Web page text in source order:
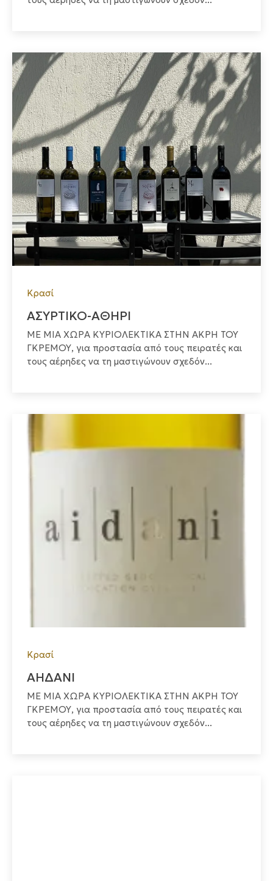
Κρασί
ΑΣΥΡΤΙΚΟ-ΑΘΗΡΙ
ΜΕ ΜΙΑ ΧΩΡΑ ΚΥΡΙΟΛΕΚΤΙΚΑ ΣΤΗΝ ΑΚΡΗ ΤΟΥ
ΓΚΡΕΜΟΥ, για προστασία από τους πειρατές και
τους αέρηδες να τη μαστιγώνουν σχεδόν...
Κρασί
ΑΗΔΑΝΙ
ΜΕ ΜΙΑ ΧΩΡΑ ΚΥΡΙΟΛΕΚΤΙΚΑ ΣΤΗΝ ΑΚΡΗ ΤΟΥ
ΓΚΡΕΜΟΥ, για προστασία από τους πειρατές και
τους αέρηδες να τη μαστιγώνουν σχεδόν...